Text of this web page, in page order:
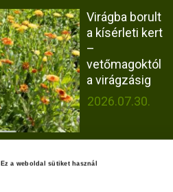
Ez a weboldal sütiket használ
Virágba borult
a kísérleti kert
–
vetőmagoktól
a virágzásig
2026.07.30.
vizsgáltuk az